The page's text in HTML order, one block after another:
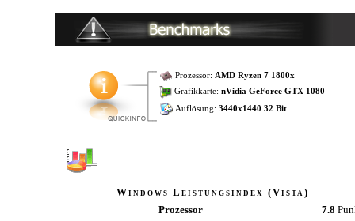
Prozessor: AMD Ryzen 7 1800x
Grafikkarte: nVidia GeForce GTX 1080
Auflösung: 3440x1440 32 Bit
Windows Leistungsindex (Vista)
Prozessor
7.8